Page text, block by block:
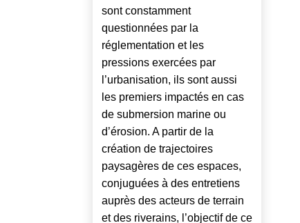
sont constamment
questionnées par la
réglementation et les
pressions exercées par
l’urbanisation, ils sont aussi
les premiers impactés en cas
de submersion marine ou
d’érosion. A partir de la
création de trajectoires
paysagères de ces espaces,
conjuguées à des entretiens
auprès des acteurs de terrain
et des riverains, l’objectif de ce